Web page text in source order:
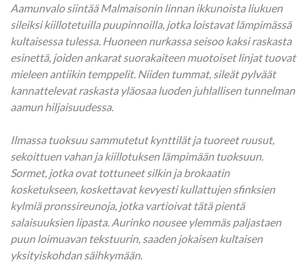
Aamunvalo siintää Malmaisonin linnan ikkunoista liukuen
sileiksi kiillotetuilla puupinnoilla, jotka loistavat lämpimässä
kultaisessa tulessa. Huoneen nurkassa seisoo kaksi raskasta
esinettä, joiden ankarat suorakaiteen muotoiset linjat tuovat
mieleen antiikin temppelit. Niiden tummat, sileät pylväät
kannattelevat raskasta yläosaa luoden juhlallisen tunnelman
aamun hiljaisuudessa.
Ilmassa tuoksuu sammutetut kynttilät ja tuoreet ruusut,
sekoittuen vahan ja kiillotuksen lämpimään tuoksuun.
Sormet, jotka ovat tottuneet silkin ja brokaatin
kosketukseen, koskettavat kevyesti kullattujen sfinksien
kylmiä pronssireunoja, jotka vartioivat tätä pientä
salaisuuksien lipasta. Aurinko nousee ylemmäs paljastaen
puun loimuavan tekstuurin, saaden jokaisen kultaisen
yksityiskohdan säihkymään.